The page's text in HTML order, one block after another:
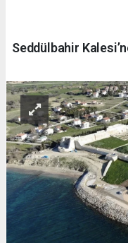
Seddülbahir